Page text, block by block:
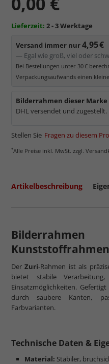
Lieferzeit: 2 - 3 Werktage
Versand immer nur4,95 €
— Egal wie groß, viel oder
Bei Bestellungen unter 30 €
Verpackungsaufwands einen
Bilderrahmen dieser Marke
DHL versendet und zugestellt.
Stellen Sie Fragen zu diesem
*Alle Preise inkl. MwSt. zzgl.
Artikelbeschreibung
DerZuri-Rahmen ist als
bietet stabile
Einsatzmöglichkeiten. Gefertigt
durch saubere Kanten,
Farbvarianten.
Technische Daten &
Material: Stabiler,